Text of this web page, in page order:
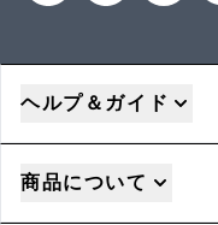
ヘルプ＆ガイド
商品について